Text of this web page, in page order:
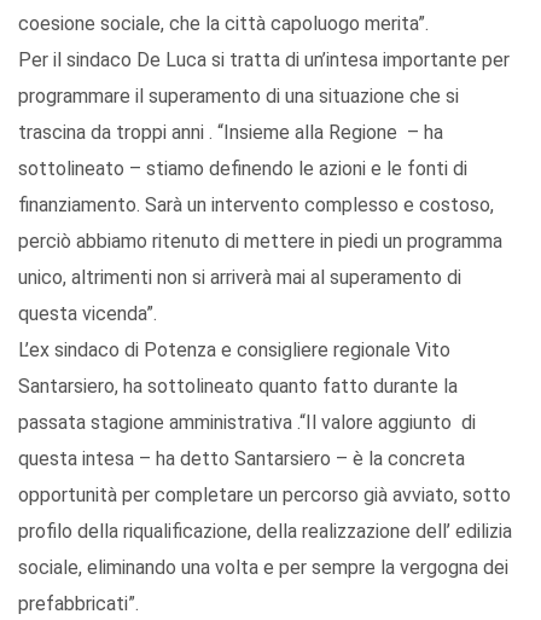
coesione sociale, che la città capoluogo merita”.
Per il sindaco De Luca si tratta di un’intesa importante per
programmare il superamento di una situazione che si
trascina da troppi anni . “Insieme alla Regione – ha
sottolineato – stiamo definendo le azioni e le fonti di
finanziamento. Sarà un intervento complesso e costoso,
perciò abbiamo ritenuto di mettere in piedi un programma
unico, altrimenti non si arriverà mai al superamento di
questa vicenda”.
L’ex sindaco di Potenza e consigliere regionale Vito
Santarsiero, ha sottolineato quanto fatto durante la
passata stagione amministrativa .“Il valore aggiunto di
questa intesa – ha detto Santarsiero – è la concreta
opportunità per completare un percorso già avviato, sotto
profilo della riqualificazione, della realizzazione dell’ edilizia
sociale, eliminando una volta e per sempre la vergogna dei
prefabbricati”.